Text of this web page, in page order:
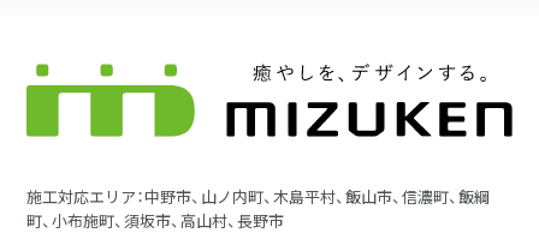
施工対応エリア：中野市、山ノ内町、木島平村、飯山市、信濃町、飯綱
町、小布施町、須坂市、高山村、長野市